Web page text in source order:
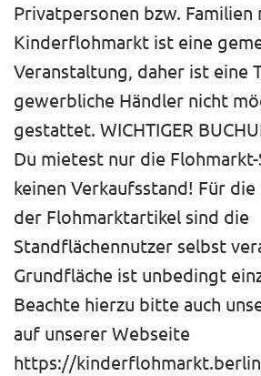
Privatpersonen bzw.
Kinderflohmarkt ist eine
Veranstaltung, daher ist eine
gewerbliche Händler nicht
gestattet. WICHTIGER
Du mietest nur die
keinen Verkaufsstand! Für
der Flohmarktartikel sind die
Standflächennutzer selbst
Grundfläche ist unbedingt
Beachte hierzu bitte auch
auf unserer Webseite
https://